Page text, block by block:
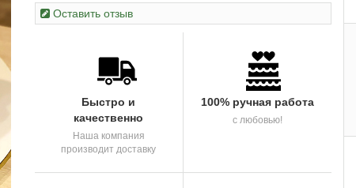
Оставить отзыв
Быстро и
качественно
Наша компания
производит доставку
100% ручная работа
с любовью!